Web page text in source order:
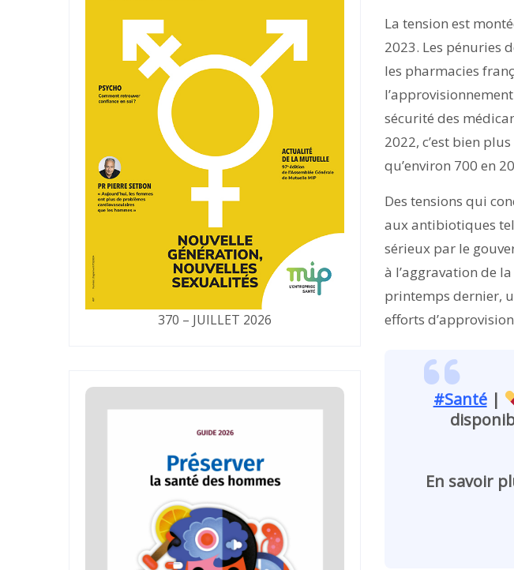
370 – JUILLET 2026
La tension est
2023. Les pénuries
les pharmacies
sécurité des
2022, c’est bien
qu’environ 700 en
Des tensions qui
aux antibiotiques
sérieux par le
à l’aggravation de
printemps dernier,
efforts
#Santé|
En savoir